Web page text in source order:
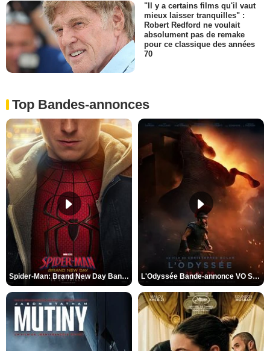
"Il y a certains films qu'il vaut
mieux laisser tranquilles" :
Robert Redford ne voulait
absolument pas de remake
pour ce classique des années
70
Top Bandes-annonces
Spider-Man: Brand New Day Bande-annonce VO STFR L'Odyssée Bande-annonce VO STFR